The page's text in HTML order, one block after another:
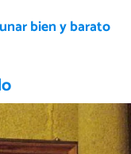
bien y barato